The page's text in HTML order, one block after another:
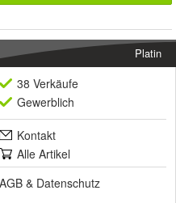
Platin
38 Verkäufe
Gewerblich
Kontakt
Alle Artikel
AGB & Datenschutz